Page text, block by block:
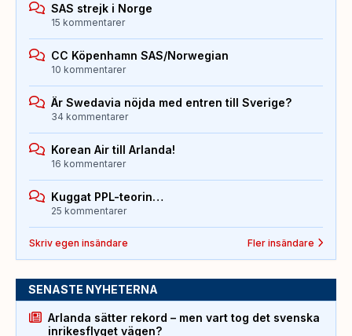
SAS strejk i Norge
15 kommentarer
CC Köpenhamn SAS/Norwegian
10 kommentarer
Är Swedavia nöjda med entren till Sverige?
34 kommentarer
Korean Air till Arlanda!
16 kommentarer
Kuggat PPL-teorin…
25 kommentarer
Skriv egen insändare Fler insändare
SENASTE NYHETERNA
Arlanda sätter rekord – men vart tog det svenska
inrikesflyget vägen?